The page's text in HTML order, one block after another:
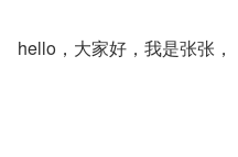
hello，大家好，我是张张，